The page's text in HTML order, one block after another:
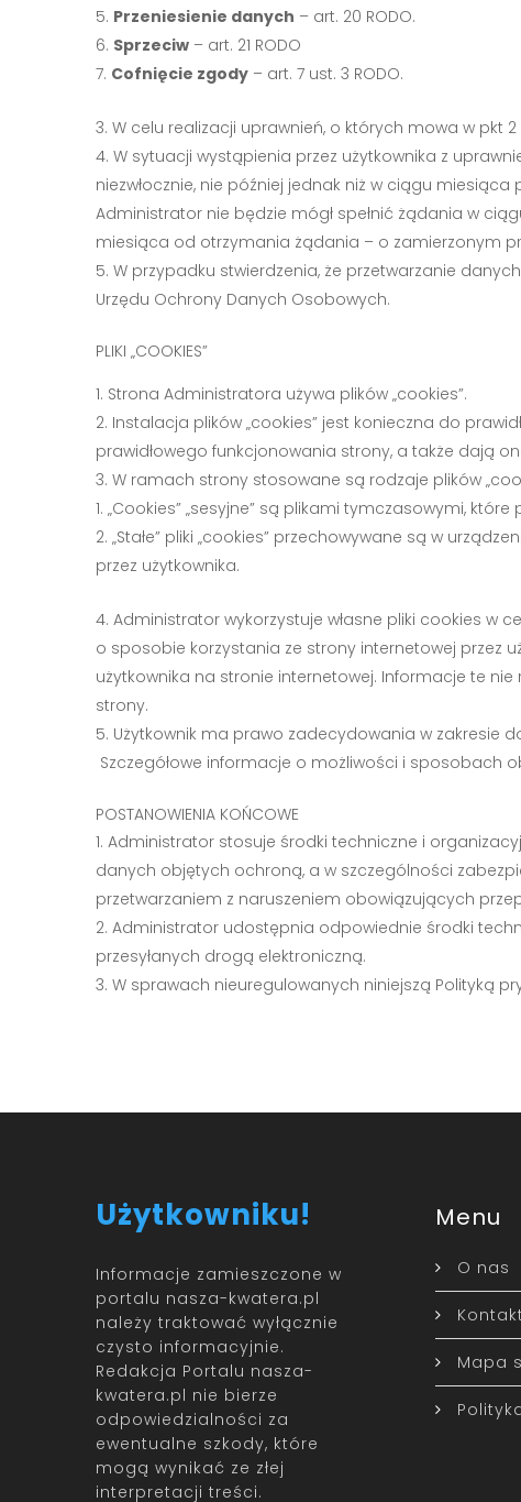
Przeniesienie danych – art. 20 RODO.
Sprzeciw – art. 21 RODO
Cofnięcie zgody – art. 7 ust. 3 RODO.
W celu realizacji uprawnień, o których mowa w pkt
W sytuacji wystąpienia przez użytkownika z
niezwłocznie, nie później jednak niż w ciągu
Administrator nie będzie mógł spełnić żądania w
miesiąca od otrzymania żądania – o zamierzonym
W przypadku stwierdzenia, że przetwarzanie
Urzędu Ochrony Danych Osobowych.
PLIKI „COOKIES”
Strona Administratora używa plików „cookies”.
Instalacja plików „cookies” jest konieczna do
prawidłowego funkcjonowania strony, a także dają
W ramach strony stosowane są rodzaje plików
„Cookies” „sesyjne” są plikami tymczasowymi,
„Stałe” pliki „cookies” przechowywane są w
przez użytkownika.
Administrator wykorzystuje własne pliki cookies w
o sposobie korzystania ze strony internetowej przez
użytkownika na stronie internetowej. Informacje te
strony.
Użytkownik ma prawo zadecydowania w zakresie
Szczegółowe informacje o możliwości i sposobach
POSTANOWIENIA KOŃCOWE
Administrator stosuje środki techniczne i
danych objętych ochroną, a w szczególności
przetwarzaniem z naruszeniem obowiązujących
Administrator udostępnia odpowiednie środki
przesyłanych drogą elektroniczną.
W sprawach nieuregulowanych niniejszą Polityką
Użytkowniku!
Informacje zamieszczone w
portalu nasza-kwatera.pl
należy traktować wyłącznie
czysto informacyjnie.
Redakcja Portalu nasza-
kwatera.pl nie bierze
odpowiedzialności za
ewentualne szkody, które
mogą wynikać ze złej
interpretacji treści.
Menu
O nas
Kontakt
Mapa